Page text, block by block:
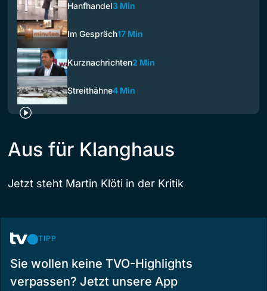
Hanfhandel3 Min
Im Gespräch17 Min
Kurznachrichten2 Min
Streithähne4 Min
Aus für Klanghaus
Jetzt steht Martin Klöti in der Kritik
TIPP
Sie wollen keine TVO-Highlights
verpassen? Jetzt unsere App